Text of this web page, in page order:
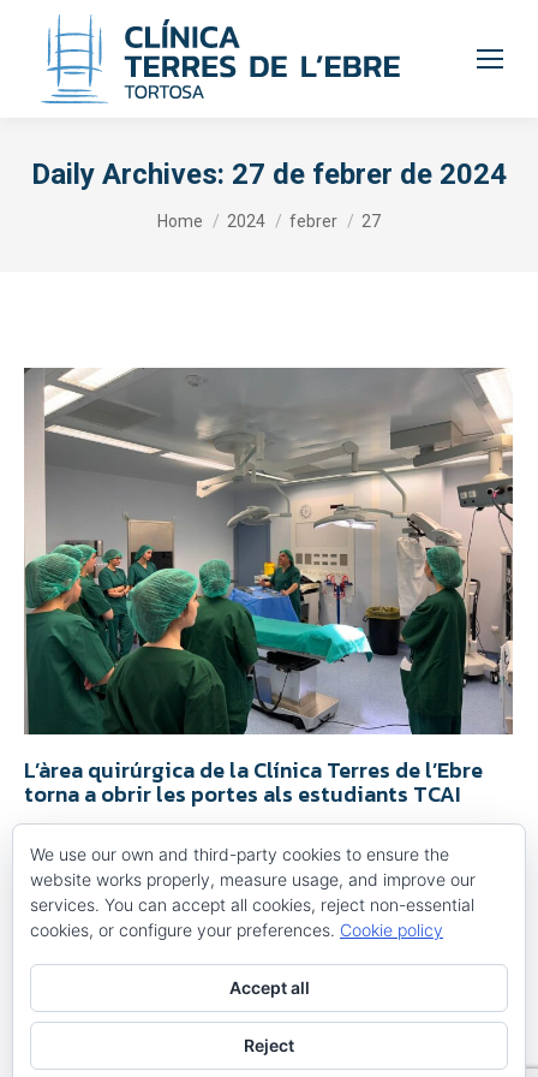
Daily Archives: 27 de febrer de 2024
Home 2024 febrer 27
L’àrea quirúrgica de la Clínica Terres de l’Ebre
torna a obrir les portes als estudiants TCAI
Docència,Notícies ByMaria Acosta 27 de febrer de 2024
Anterior Següent El segonTaller de Formació ha tingut lloc
durant les Jornades Tècniques de l’Institut de l’Ebre El passat
divendres la Clínica Terres de l’Ebre va dur a terme la 2a
Jornada de Formació d’estudiants de Cicle Formatiu de Grau
Mitjà CAI (Tècnics en Cures Auxiliars d’Infermeria) de l’Institut
de l’Ebre a l’àrea quirúrgica d’aquest…
We use our own and third-party cookies to ensure the
website works properly, measure usage, and improve our
services. You can accept all cookies, reject non-essential
cookies, or configure your preferences. Cookie policy
Accept all
Reject